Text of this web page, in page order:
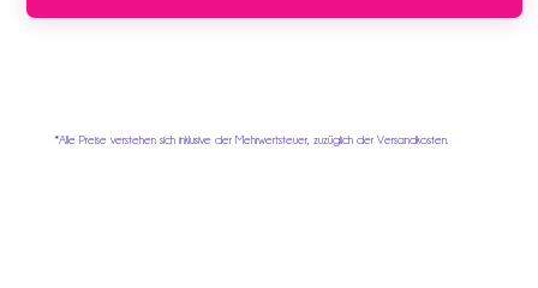
*Alle Preise verstehen sich inklusive der Mehrwertsteuer, zuzüglich der Versandkosten.